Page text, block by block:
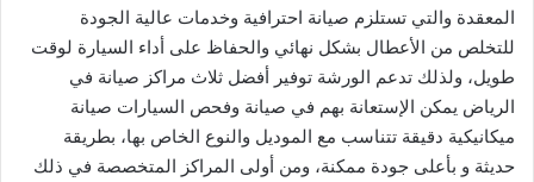
المعقدة والتي تستلزم صيانة احترافية وخدمات عالية الجودة
للتخلص من الأعطال بشكل نهائي والحفاظ على أداء السيارة لوقت
طويل، ولذلك تدعم الورشة توفير أفضل ثلاث مراكز صيانة في
الرياض يمكن الإستعانة بهم في صيانة وفحص السيارات صيانة
ميكانيكية دقيقة تتناسب مع الموديل والنوع الخاص بها، بطريقة
حديثة و بأعلى جودة ممكنة، ومن أولى المراكز المتخصصة في ذلك